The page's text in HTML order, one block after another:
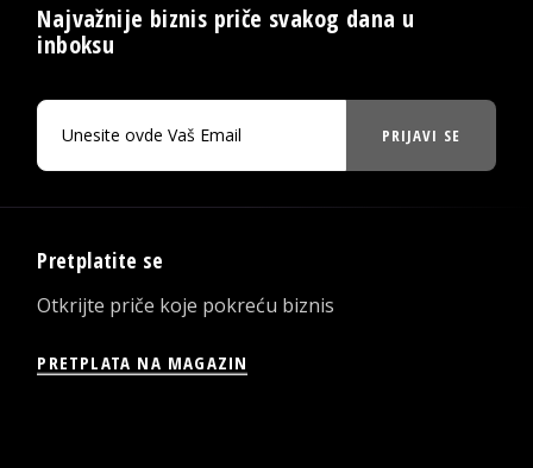
Najvažnije biznis priče svakog dana u
inboksu
PRIJAVI SE
Pretplatite se
Otkrijte priče koje pokreću biznis
PRETPLATA NA MAGAZIN